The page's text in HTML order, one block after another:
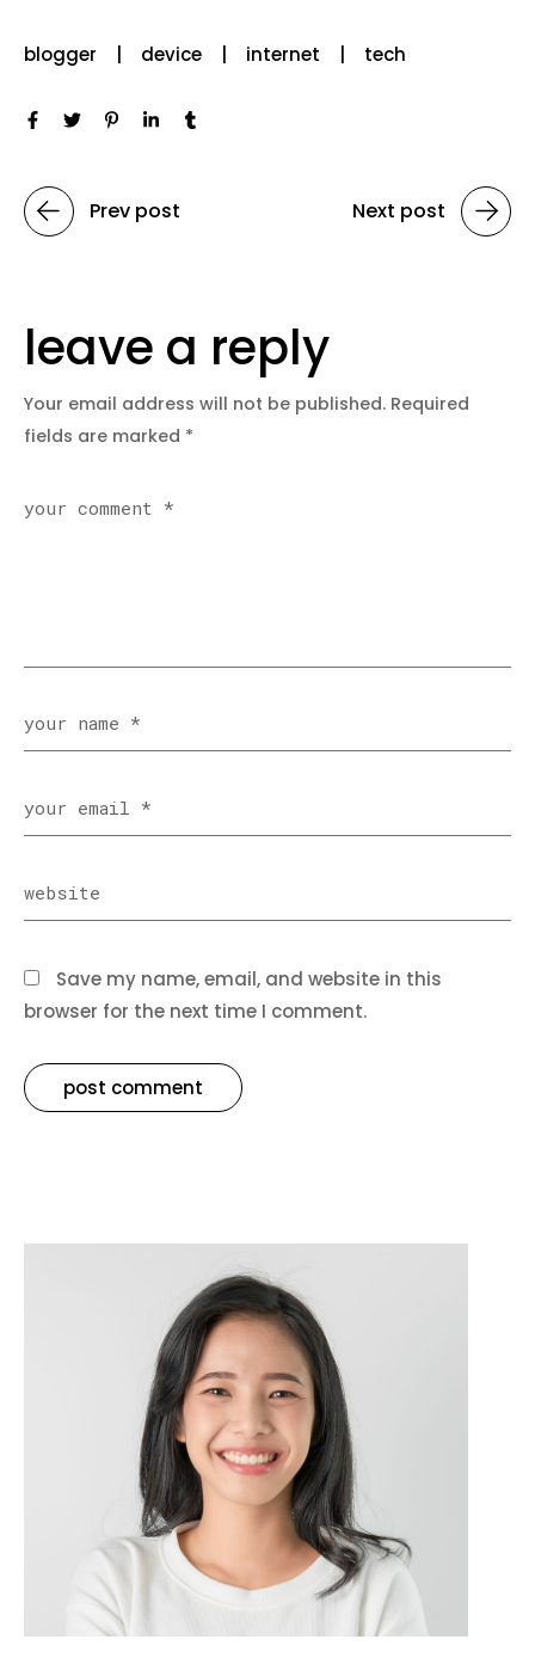
blogger device internet tech
Prev post Next post
leave a reply
Your email address will not be published. Required
fields are marked *
Save my name, email, and website in this
browser for the next time I comment.